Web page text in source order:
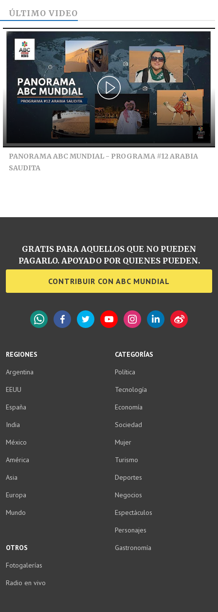
ÚLTIMO VIDEO
PANORAMA ABC MUNDIAL - PROGRAMA #12 ARABIA
SAUDITA
REGIONES
Argentina
EEUU
España
India
México
América
Asia
Europa
Mundo
CATEGORÍAS
Política
Tecnología
Economía
Sociedad
Mujer
Turismo
Deportes
Negocios
Espectáculos
Personajes
Gastronomía
OTROS
Fotogalerías
Radio en vivo
GRATIS PARA AQUELLOS QUE NO PUEDEN
PAGARLO. APOYADO POR QUIENES PUEDEN.
CONTRIBUIR CON ABC MUNDIAL